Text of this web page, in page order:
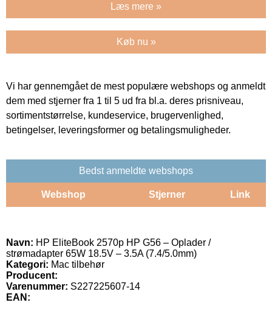
Læs mere »
Køb nu »
Vi har gennemgået de mest populære webshops og anmeldt
dem med stjerner fra 1 til 5 ud fra bl.a. deres prisniveau,
sortimentstørrelse, kundeservice, brugervenlighed,
betingelser, leveringsformer og betalingsmuligheder.
Bedst anmeldte webshops
Webshop Stjerner Link
Navn: HP EliteBook 2570p HP G56 – Oplader /
strømadapter 65W 18.5V – 3.5A (7.4/5.0mm)
Kategori: Mac tilbehør
Producent:
Varenummer: S227225607-14
EAN: